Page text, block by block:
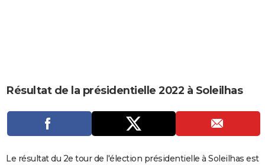
CARTE DE VOEUX
DICTIONNAIRE
Dictionnaire
Biographies
Expressions
Proverbes
PROGRAMME TV
COPAINS D'AVANT
Résultat de la présidentielle 2022 à Soleilhas
Le résultat du 2e tour de l'élection présidentielle à Soleilhas est